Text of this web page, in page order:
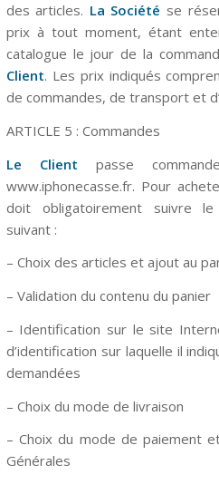
des articles. La Société se
prix à tout moment, étant
catalogue le jour de la
Client. Les prix indiqués
de commandes, de transport et
ARTICLE 5 : Commandes
Le Client passe
www.iphonecasse.fr. Pour
doit obligatoirement suivre
suivant :
– Choix des articles et ajout au
– Validation du contenu du panier
– Identification sur le site
d’identification sur laquelle il
demandées
– Choix du mode de livraison
– Choix du mode de paiement
Générales